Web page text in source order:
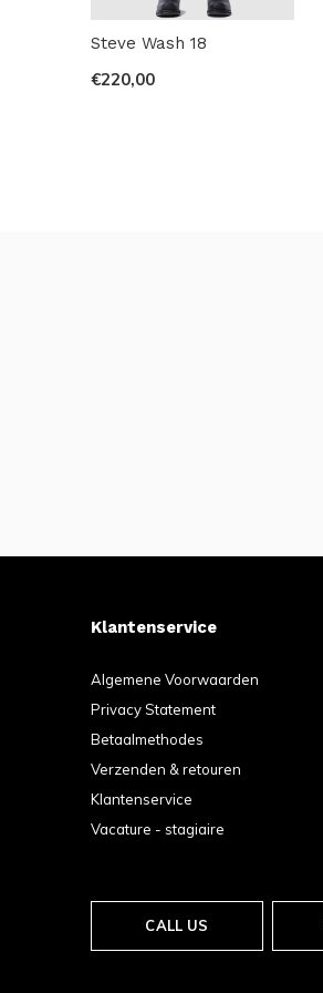
Steve Wash 18
€220,00
Klantenservice
Algemene Voorwaarden
Privacy Statement
Betaalmethodes
Verzenden & retouren
Klantenservice
Vacature - stagiaire
CALL US